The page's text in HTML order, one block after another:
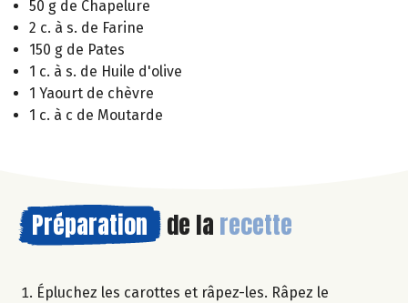
50 g de Chapelure
2 c. à s. de Farine
150 g de Pates
1 c. à s. de Huile d'olive
1 Yaourt de chèvre
1 c. à c de Moutarde
Préparation de la recette
Épluchez les carottes et râpez-les. Râpez le